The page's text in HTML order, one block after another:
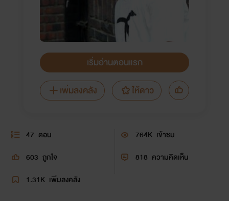
เริ่มอ่านตอนแรก
เพิ่มลงคลัง
ให้ดาว
47 ตอน 764K เข้าชม
603 ถูกใจ 818 ความคิดเห็น
1.31K เพิ่มลงคลัง